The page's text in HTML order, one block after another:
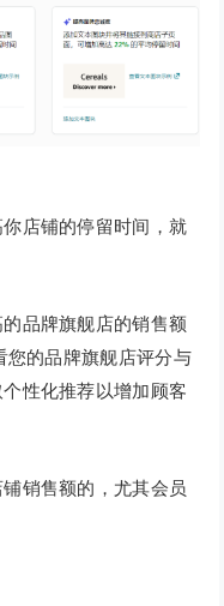
店铺的停留时间，就
品牌旗舰店的销售额
您的品牌旗舰店评分与
性化推荐以增加顾客
销售额的，尤其会员